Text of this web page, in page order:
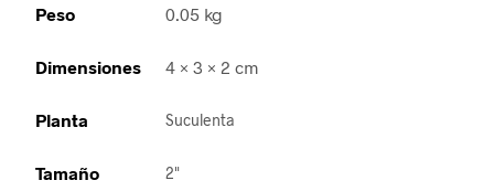
Peso 0.05 kg
Dimensiones 4 × 3 × 2 cm
Planta Suculenta
Tamaño 2"